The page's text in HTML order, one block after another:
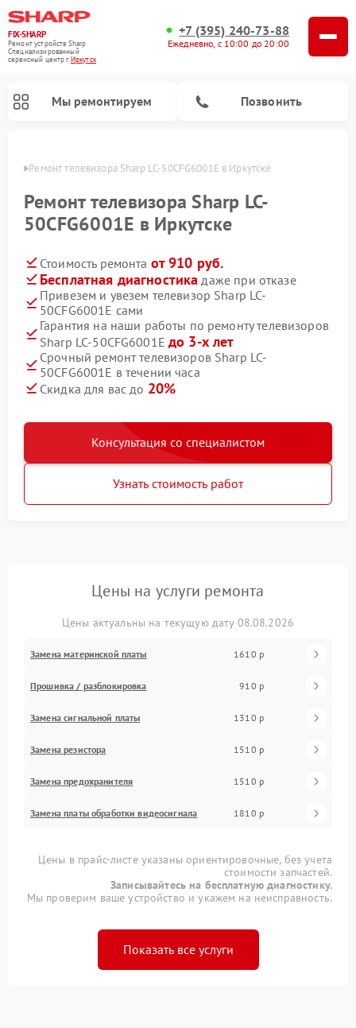
FIX-SHARP
Ремонт устройств Sharp
Специализированный
cервисный центр г.Иркутск
+7 (395) 240-73-88
Ежедневно, с 10:00 до 20:00
Мы ремонтируем Позвонить
Ремонт телевизора Sharp LC-50CFG6001E в Иркутске
Ремонт телевизора Sharp LC-
50CFG6001E в Иркутске
Стоимость ремонта от 910 руб.
Бесплатная диагностика даже при отказе
Привезем и увезем телевизор Sharp LC-
50CFG6001E сами
Гарантия на наши работы по ремонту телевизоров
Sharp LC-50CFG6001E до 3-х лет
Срочный ремонт телевизоров Sharp LC-
50CFG6001E в течении часа
Скидка для вас до 20%
Консультация со специалистом
Узнать стоимость работ
Цены на услуги ремонта
Цены актуальны на текущую дату 08.08.2026
Замена материнской платы 1610 р
Прошивка / разблокировка 910 р
Замена сигнальной платы 1310 р
Замена резистора 1510 р
Замена предохранителя 1510 р
Замена платы обработки видеосигнала 1810 р
Цены в прайс-листе указаны ориентировочные, без учета
стоимости запчастей.
Записывайтесь на бесплатную диагностику.
Мы проверим ваше устройство и укажем на неисправность.
Показать все услуги